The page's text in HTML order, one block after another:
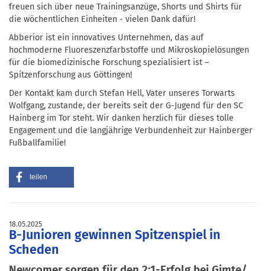
freuen sich über neue Trainingsanzüge, Shorts und Shirts für
die wöchentlichen Einheiten - vielen Dank dafür!
Abberior ist ein innovatives Unternehmen, das auf
hochmoderne Fluoreszenzfarbstoffe und Mikroskopielösungen
für die biomedizinische Forschung spezialisiert ist –
Spitzenforschung aus Göttingen!
Der Kontakt kam durch Stefan Hell, Vater unseres Torwarts
Wolfgang, zustande, der bereits seit der G-Jugend für den SC
Hainberg im Tor steht. Wir danken herzlich für dieses tolle
Engagement und die langjährige Verbundenheit zur Hainberger
Fußballfamilie!
teilen
18.05.2025
B-Junioren gewinnen Spitzenspiel in
Scheden